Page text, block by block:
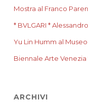
Mostra al Franco
* BVLGARI *
Yu Lin Humm al
Biennale Arte Venezia
ARCHIVI